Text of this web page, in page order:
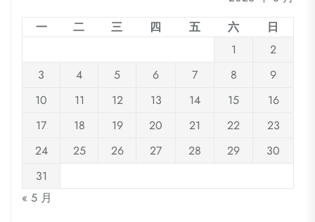
一
二 三 四 五 六
日
1
2
3
4 5 6 7 8
9
10
11 12 13 14 15
16
17
18 19 20 21 22
23
24
25 26 27 28 29
30
31
« 5 月